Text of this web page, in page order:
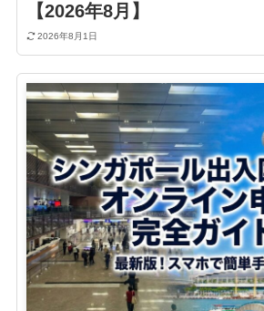
【2026年8月】
2026年8月1日